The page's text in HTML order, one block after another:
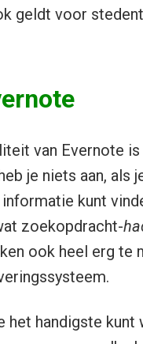
geldt voor
van Evernote
je niets aan, als
kunt
zoekopdracht-
ook heel erg te
het handigste kunt